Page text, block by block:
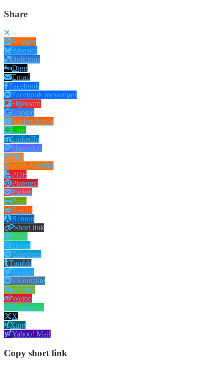
Share
Blogger
Bluesky
Delicious
Digg
Email
Facebook
Facebook messenger
Flipboard
Google
Hacker News
Line
LinkedIn
Mastodon
Mix
Odnoklassniki
PDF
Pinterest
Pocket
Print
Reddit
Renren
Short link
SMS
Skype
Telegram
Tumblr
Twitter
VKontakte
wechat
Weibo
WhatsApp
X
Xing
Yahoo! Mail
Copy short link